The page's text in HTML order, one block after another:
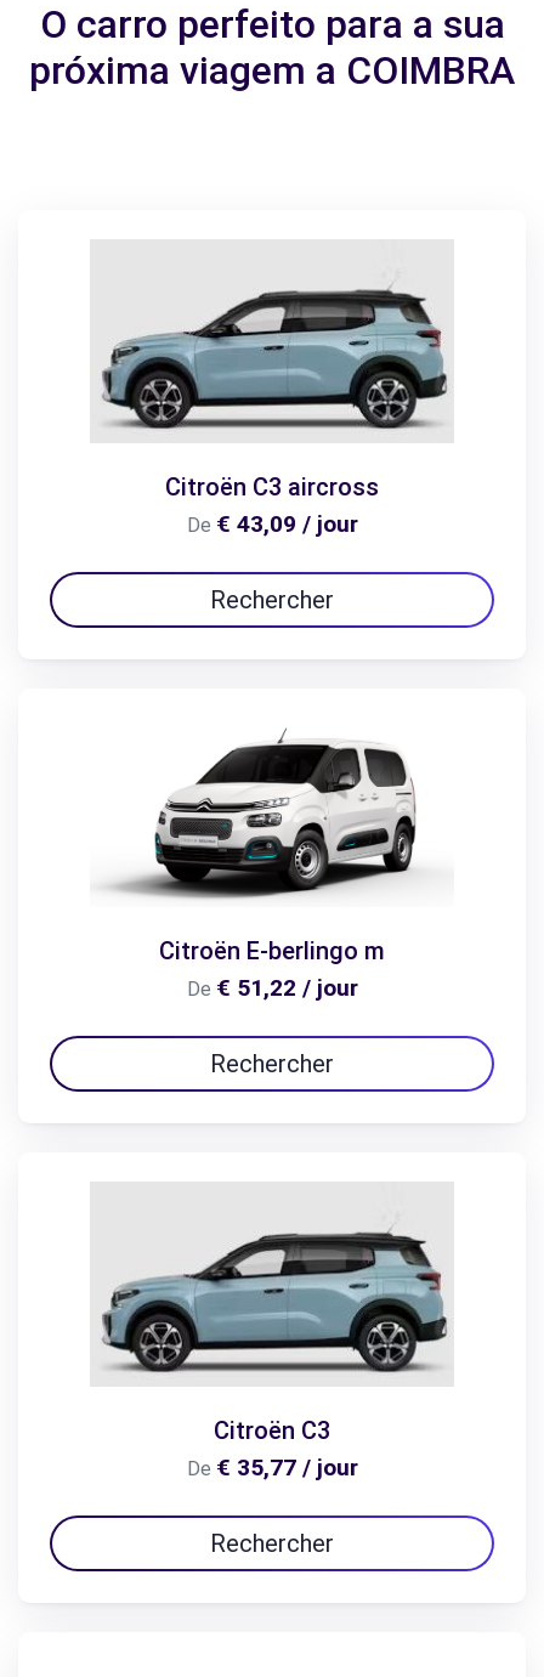
O carro perfeito para a sua
próxima viagem a COIMBRA
Citroën C3 aircross
De € 43,09 / jour
Rechercher
Citroën E-berlingo m
De € 51,22 / jour
Rechercher
Citroën C3
De € 35,77 / jour
Rechercher